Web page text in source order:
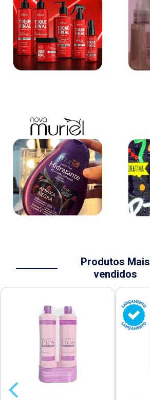
Produtos Mais
vendidos